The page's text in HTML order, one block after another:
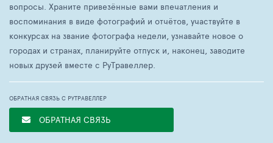
вопросы. Храните привезённые вами впечатления и
воспоминания в виде фотографий и отчётов, участвуйте в
конкурсах на звание фотографа недели, узнавайте новое о
городах и странах, планируйте отпуск и, наконец, заводите
новых друзей вместе с РуТравеллер.
ОБРАТНАЯ СВЯЗЬ С РУТРАВЕЛЛЕР
ОБРАТНАЯ СВЯЗЬ